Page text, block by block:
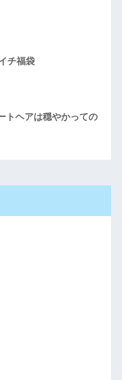
チ福袋
トヘアは穏やかっての